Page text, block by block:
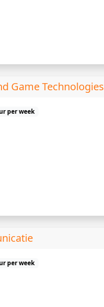
Game Technologies
per week
per week